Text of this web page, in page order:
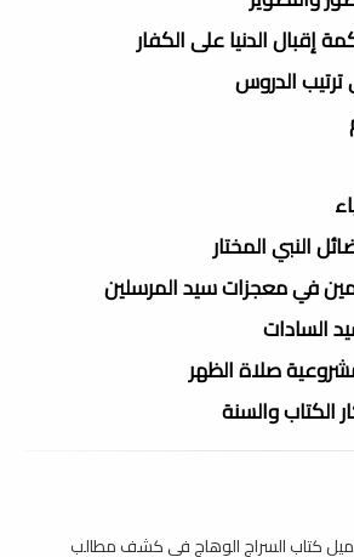
إقبال الدنيا على الكفار
الدروس
النبي المختار
في معجزات سيد المرسلين
السادات
صلاة الظهر
الكتاب والسنة
كتاب السراج الوهاج في كشف مطالب